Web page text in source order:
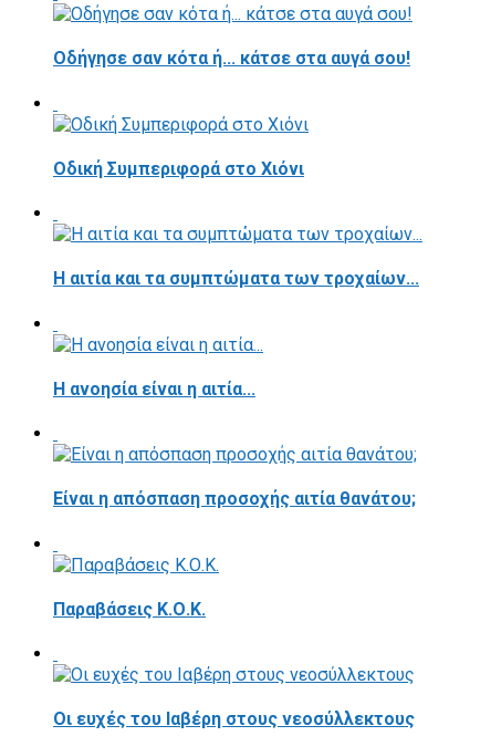
Οδήγησε σαν κότα ή... κάτσε στα αυγά σου!
Οδική Συμπεριφορά στο Χιόνι
Η αιτία και τα συμπτώματα των τροχαίων...
Η ανοησία είναι η αιτία...
Είναι η απόσπαση προσοχής αιτία θανάτου;
Παραβάσεις Κ.Ο.Κ.
Οι ευχές του Ιαβέρη στους νεοσύλλεκτους